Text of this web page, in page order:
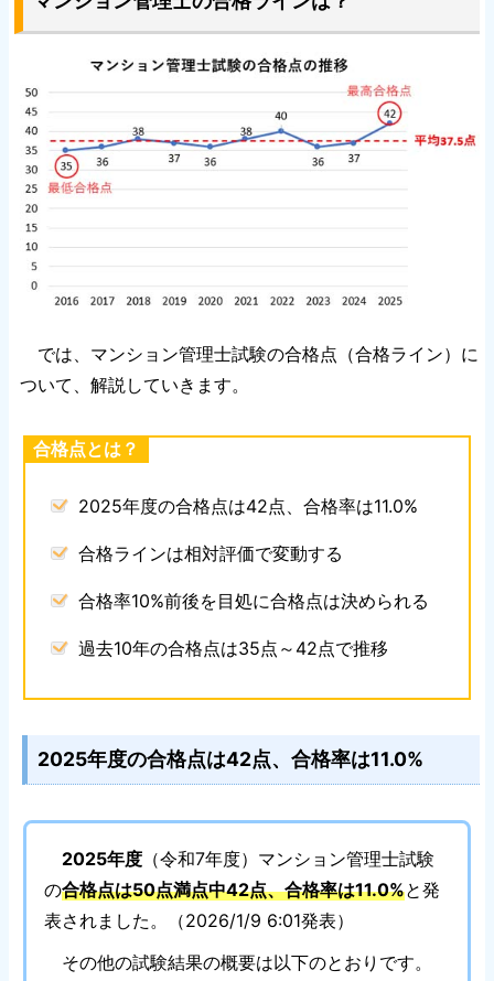
では、マンション管理士試験の合格点（合格ライン）に
ついて、解説していきます。
合格点とは？
2025年度の合格点は42点、合格率は11.0%
合格ラインは相対評価で変動する
合格率10%前後を目処に合格点は決められる
過去10年の合格点は35点～42点で推移
2025年度の合格点は42点、合格率は11.0%
2025年度 （令和7年度）マンション管理士試験
の合格点は50点満点中42点、合格率は11.0%と発
表されました。（2026/1/9 6:01発表）
その他の試験結果の概要は以下のとおりです。